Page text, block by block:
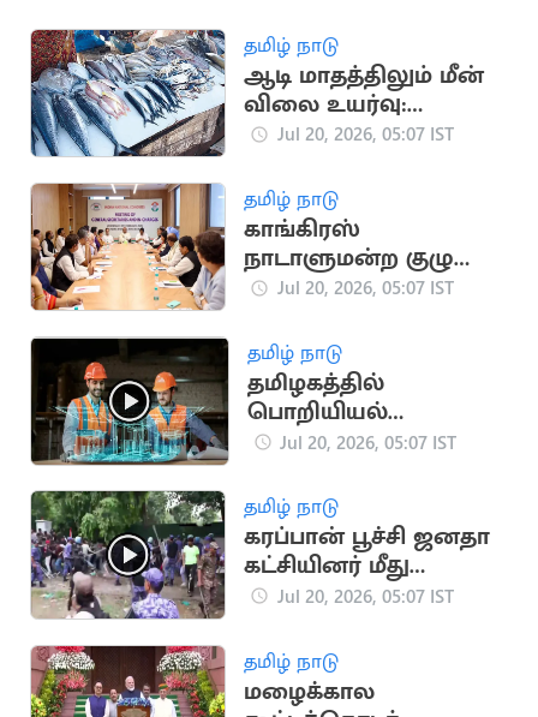
தமிழ் நாடு
ஆடி மாதத்திலும் மீன்
விலை உயர்வு:
அசைவப் பிரியர்கள்
Jul 20, 2026, 05:07 IST
தமிழ் நாடு
காங்கிரஸ்
நாடாளுமன்ற குழு
கூட்டம் இன்று
Jul 20, 2026, 05:07 IST
தமிழ் நாடு
தமிழகத்தில்
பொறியியல்
சேர்க்கைக்கான
கலந்தாய்வு தொடக்கம்
Jul 20, 2026, 05:07 IST
தமிழ் நாடு
கரப்பான் பூச்சி ஜனதா
கட்சியினர் மீது
போலீசார் தடியடி
Jul 20, 2026, 05:07 IST
தமிழ் நாடு
மழைக்கால